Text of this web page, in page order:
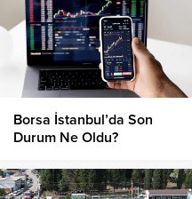
Borsa İstanbul’da Son
Durum Ne Oldu?